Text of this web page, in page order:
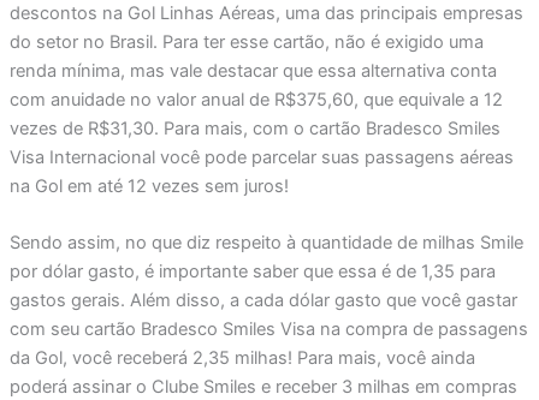
descontos na Gol Linhas Aéreas, uma das principais empresas
do setor no Brasil. Para ter esse cartão, não é exigido uma
renda mínima, mas vale destacar que essa alternativa conta
com anuidade no valor anual de R$375,60, que equivale a 12
vezes de R$31,30. Para mais, com o cartão Bradesco Smiles
Visa Internacional você pode parcelar suas passagens aéreas
na Gol em até 12 vezes sem juros!
Sendo assim, no que diz respeito à quantidade de milhas Smile
por dólar gasto, é importante saber que essa é de 1,35 para
gastos gerais. Além disso, a cada dólar gasto que você gastar
com seu cartão Bradesco Smiles Visa na compra de passagens
da Gol, você receberá 2,35 milhas! Para mais, você ainda
poderá assinar o Clube Smiles e receber 3 milhas em compras